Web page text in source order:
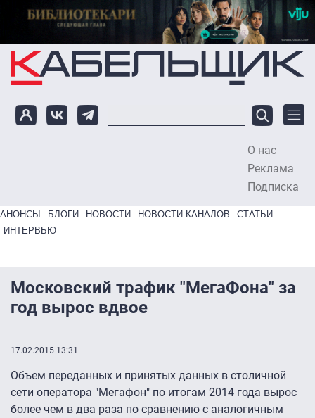
Перейти к основному содержанию
О нас
Реклама
Подписка
Primary links bottom
АНОНСЫ БЛОГИ НОВОСТИ НОВОСТИ КАНАЛОВ
СТАТЬИ
ИНТЕРВЬЮ
Московский трафик "МегаФона" за
год вырос вдвое
17.02.2015 13:31
Объем переданных и принятых данных в столичной
сети оператора "Мегафон" по итогам 2014 года вырос
более чем в два раза по сравнению с аналогичным